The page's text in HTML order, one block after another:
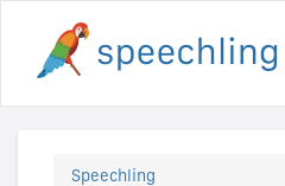
Speechling